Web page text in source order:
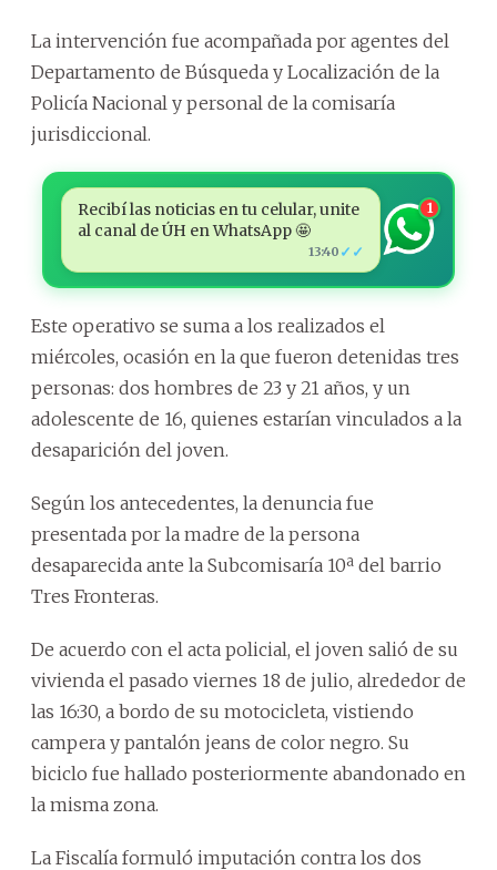
La intervención fue acompañada por agentes del
Departamento de Búsqueda y Localización de la
Policía Nacional y personal de la comisaría
jurisdiccional.
Recibí las noticias en tu celular, unite
al canal de ÚH en WhatsApp 🤩
13:40 ✓✓
1
Este operativo se suma a los realizados el
miércoles, ocasión en la que fueron detenidas tres
personas: dos hombres de 23 y 21 años, y un
adolescente de 16, quienes estarían vinculados a la
desaparición del joven.
Según los antecedentes, la denuncia fue
presentada por la madre de la persona
desaparecida ante la Subcomisaría 10ª del barrio
Tres Fronteras.
De acuerdo con el acta policial, el joven salió de su
vivienda el pasado viernes 18 de julio, alrededor de
las 16:30, a bordo de su motocicleta, vistiendo
campera y pantalón jeans de color negro. Su
biciclo fue hallado posteriormente abandonado en
la misma zona.
La Fiscalía formuló imputación contra los dos